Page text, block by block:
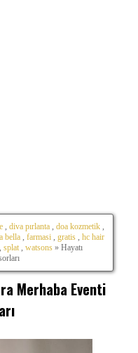
diva pırlanta doa kozmetik
bella farmasi gratis
hc hair
splat watsons » Hayatı
Merhaba Eventi